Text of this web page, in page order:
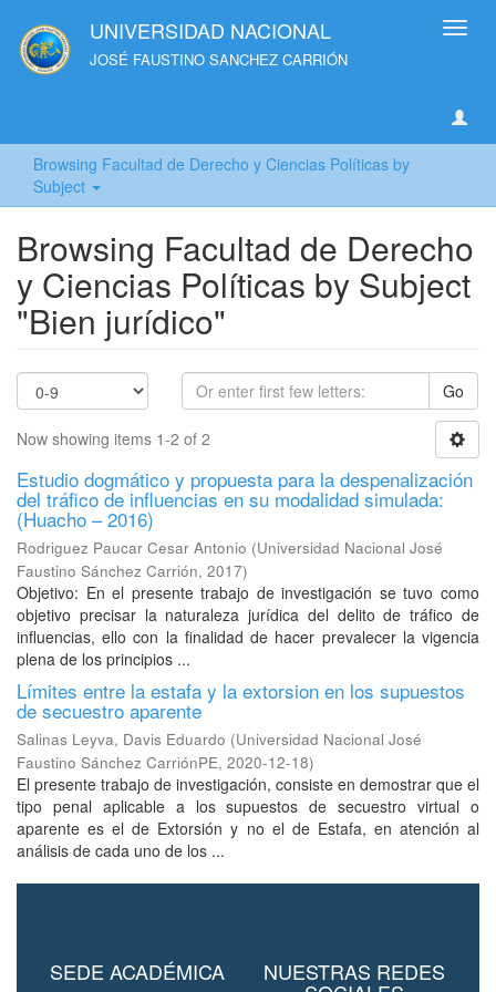
UNIVERSIDAD NACIONAL
JOSÉ FAUSTINO SANCHEZ CARRIÓN
Browsing Facultad de Derecho y Ciencias Políticas by
Subject
Browsing Facultad de Derecho
y Ciencias Políticas by Subject
"Bien jurídico"
Go
Now showing items 1-2 of 2
Estudio dogmático y propuesta para la despenalización
del tráfico de influencias en su modalidad simulada:
(Huacho – 2016)
Rodriguez Paucar Cesar Antonio (Universidad Nacional José
Faustino Sánchez Carrión, 2017)
Objetivo: En el presente trabajo de investigación se tuvo como
objetivo precisar la naturaleza jurídica del delito de tráfico de
influencias, ello con la finalidad de hacer prevalecer la vigencia
plena de los principios ...
Límites entre la estafa y la extorsion en los supuestos
de secuestro aparente
Salinas Leyva, Davis Eduardo (Universidad Nacional José
Faustino Sánchez CarriónPE, 2020-12-18)
El presente trabajo de investigación, consiste en demostrar que el
tipo penal aplicable a los supuestos de secuestro virtual o
aparente es el de Extorsión y no el de Estafa, en atención al
análisis de cada uno de los ...
SEDE ACADÉMICA NUESTRAS REDES